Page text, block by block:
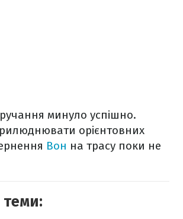
минуло успішно.
орієнтовних
Вон на трасу поки не
теми: